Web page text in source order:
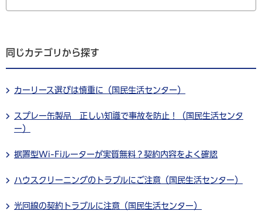
同じカテゴリから探す
カーリース選びは慎重に（国民生活センター）
スプレー缶製品 正しい知識で事故を防止！（国民生活センタ
ー）
据置型Wi-Fiルーターが実質無料？契約内容をよく確認
ハウスクリーニングのトラブルにご注意（国民生活センター）
光回線の契約トラブルに注意（国民生活センター）